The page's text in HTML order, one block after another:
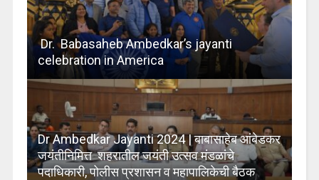
Dr. Babasaheb Ambedkar’s jayanti
celebration in America
Dr Ambedkar Jayanti 2024 | बाबासाहेब आंबेडकर
जयंतीनिमित्त शहरातील जयंती उत्सव मंडळांचे
पदाधिकारी, पोलीस प्रशासन व महापालिकेची बैठक